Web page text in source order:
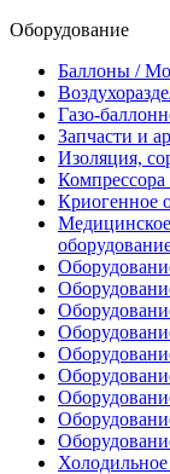
Оборудование
Баллоны /
Газо-
Запчасти и
Изоляция,
Компрессора
Криогенное